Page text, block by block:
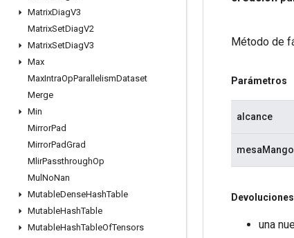
MatrixDiagV3
MatrixSetDiagV2
MatrixSetDiagV3
Max
MaxIntraOpParallelismDataset
Merge
Min
MirrorPad
MirrorPadGrad
MlirPassthroughOp
Mul NoNan
MutableDenseHashTable
MutableHashTable
MutableHashTableOfTensors
Método de
Parámetros
alcance
mesaMango
Devoluciones
una